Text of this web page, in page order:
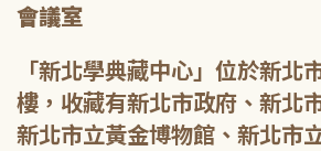
會議室
「新北學典藏中心」位於新北
樓，收藏有新北市政府、新北
新北市立黃金博物館、新北市